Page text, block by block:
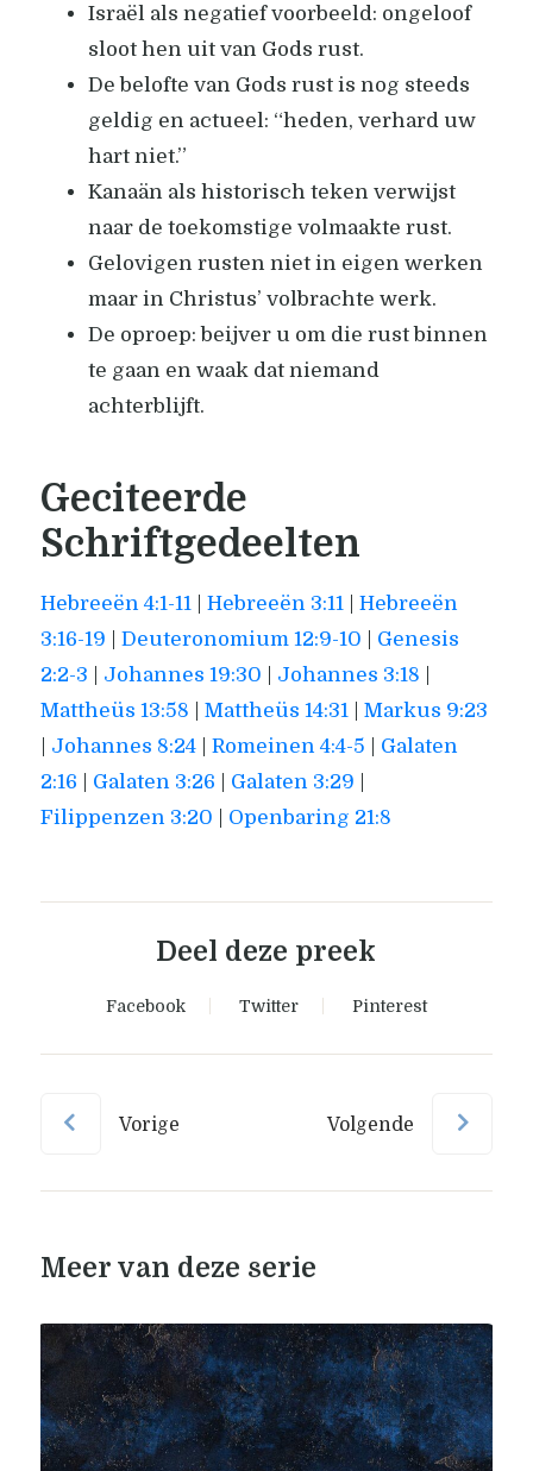
Israël als negatief voorbeeld: ongeloof
sloot hen uit van Gods rust.
De belofte van Gods rust is nog steeds
geldig en actueel: “heden, verhard uw
hart niet.”
Kanaän als historisch teken verwijst
naar de toekomstige volmaakte rust.
Gelovigen rusten niet in eigen werken
maar in Christus’ volbrachte werk.
De oproep: beijver u om die rust binnen
te gaan en waak dat niemand
achterblijft.
Geciteerde
Schriftgedeelten
Hebreeën 4:1-11| Hebreeën 3:11| Hebreeën
3:16-19
Deuteronomium 12:9-10
Genesis
2:2-3
Johannes 19:30 Johannes 3:18
Mattheüs 13:58
Mattheüs 14:31| Markus 9:23
Johannes 8:24| Romeinen 4:4-5
Galaten
2:16
Galaten 3:26 Galaten 3:29
Filippenzen 3:20
Openbaring 21:8
Deel deze preek
Facebook Twitter Pinterest
Vorige Volgende
Meer van deze serie